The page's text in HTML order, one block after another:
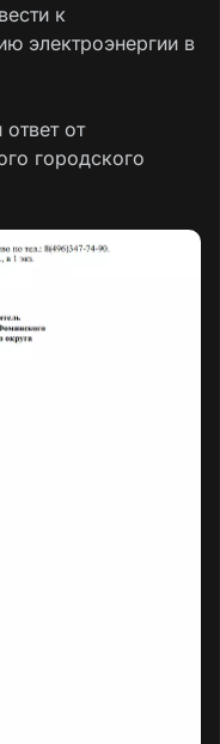
к
электроэнергии в
от
городского